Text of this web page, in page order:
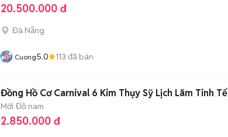
20.500.000 đ
Đà Nẵng
Cuong5.0 113 đã bán
Đồng Hồ Cơ Carnival 6 Kim Thụy Sỹ Lịch Lãm Tinh Tế
Mới Đồ nam
2.850.000 đ